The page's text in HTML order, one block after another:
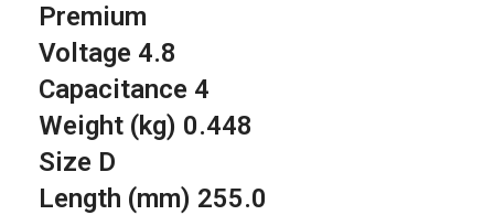
Premium
Voltage 4.8
Capacitance 4
Weight (kg) 0.448
Size D
Length (mm) 255.0